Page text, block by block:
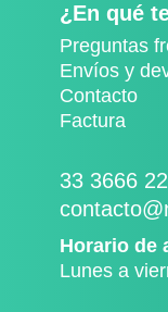
¿En qué
Preguntas
Envíos y
Contacto
Factura
33 3666
Horario de
Lunes a